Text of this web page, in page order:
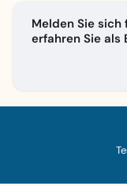
Melden Sie
erfahren Sie als